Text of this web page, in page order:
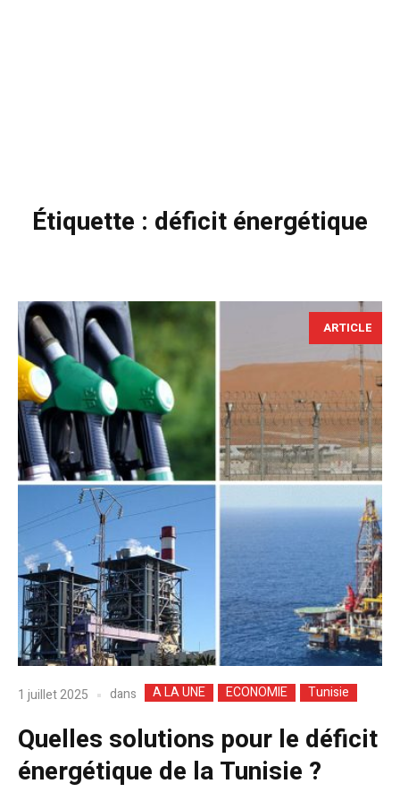
Étiquette : déficit énergétique
ARTICLE
1 juillet 2025 dans A LA UNE ECONOMIE Tunisie
Quelles solutions pour le déficit
énergétique de la Tunisie ?